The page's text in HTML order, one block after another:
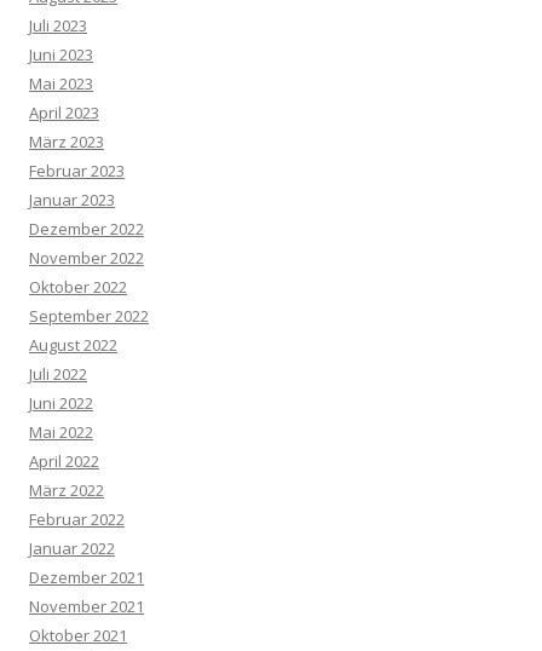
Juli 2023
Juni 2023
Mai 2023
April 2023
März 2023
Februar 2023
Januar 2023
Dezember 2022
November 2022
Oktober 2022
September 2022
August 2022
Juli 2022
Juni 2022
Mai 2022
April 2022
März 2022
Februar 2022
Januar 2022
Dezember 2021
November 2021
Oktober 2021